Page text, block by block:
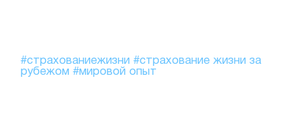
#страхованиежизни #страхование жизни за
рубежом #мировой опыт